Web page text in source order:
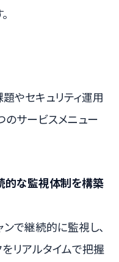
やセキュリティ運用
のサービスメニュー
的な監視体制を構築
で継続的に監視し、
リアルタイムで把握